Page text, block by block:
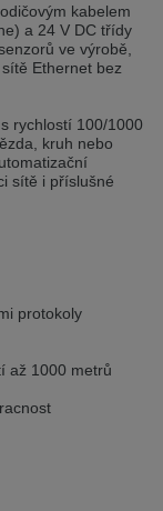
Would you like to
momentálně používán.
na českou verzi?
als die derzeit
verfügbar.
jazyk. Tato
kabelem
a 24 V DC třídy
ve výrobě,
Ethernet bez
rychlostí 100/1000
kruh nebo
sítě i příslušné
protokoly
až 1000 metrů